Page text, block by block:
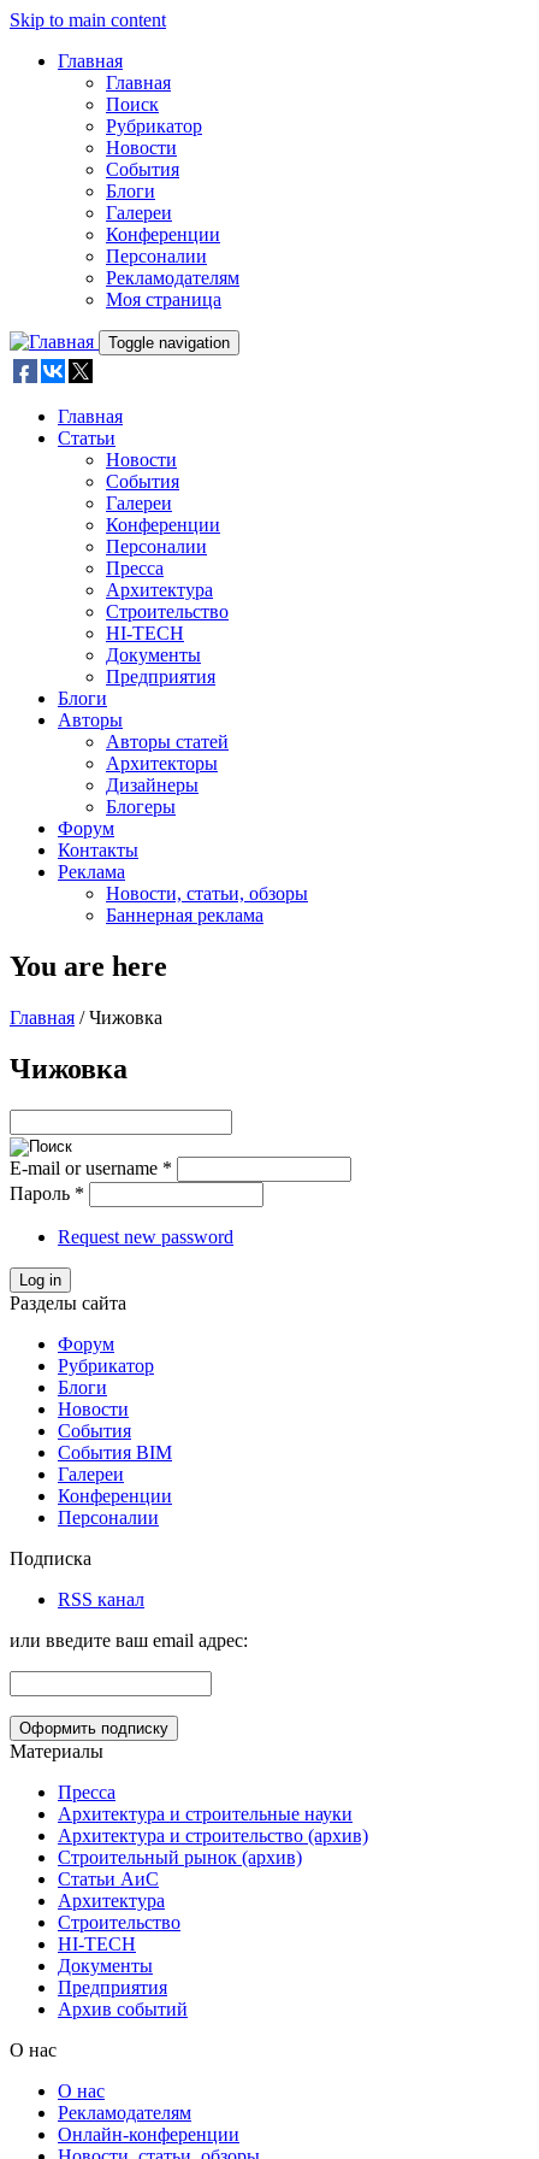
Skip to main content
Главная
Главная
Поиск
Рубрикатор
Новости
События
Блоги
Галереи
Конференции
Персоналии
Рекламодателям
Моя страница
Toggle navigation
Главная
Статьи
Новости
События
Галереи
Конференции
Персоналии
Пресса
Архитектура
Строительство
HI-TECH
Документы
Предприятия
Блоги
Авторы
Авторы статей
Архитекторы
Дизайнеры
Блогеры
Форум
Контакты
Реклама
Новости, статьи, обзоры
Баннерная реклама
You are here
Главная / Чижовка
Чижовка
E-mail or username *
Пароль *
Request new password
Log in
Разделы сайта
Форум
Рубрикатор
Блоги
Новости
События
События BIM
Галереи
Конференции
Персоналии
Подписка
RSS канал
или введите ваш email адрес:
Материалы
Пресса
Архитектура и строительные науки
Архитектура и строительство (архив)
Строительный рынок (архив)
Статьи АиС
Архитектура
Строительство
HI-TECH
Документы
Предприятия
Архив событий
О нас
О нас
Рекламодателям
Онлайн-конференции